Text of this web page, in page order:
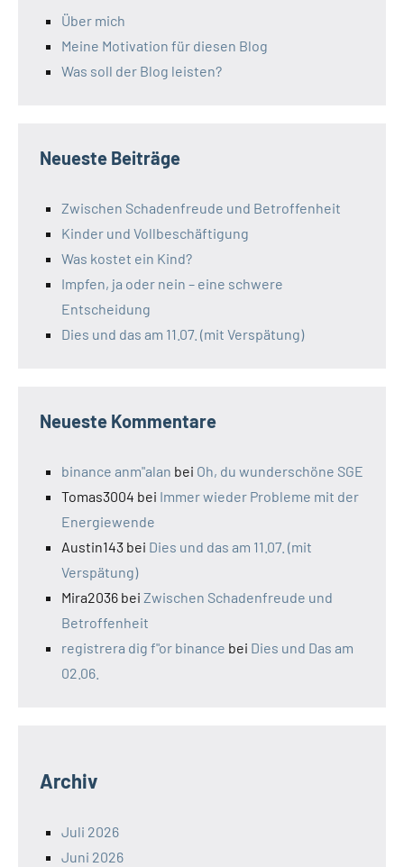
Über mich
Meine Motivation für diesen Blog
Was soll der Blog leisten?
Neueste Beiträge
Zwischen Schadenfreude und Betroffenheit
Kinder und Vollbeschäftigung
Was kostet ein Kind?
Impfen, ja oder nein – eine schwere
Entscheidung
Dies und das am 11.07. (mit Verspätung)
Neueste Kommentare
binance anm"alan bei Oh, du wunderschöne SGE
Tomas3004 bei Immer wieder Probleme mit der
Energiewende
Austin143 bei Dies und das am 11.07. (mit
Verspätung)
Mira2036 bei Zwischen Schadenfreude und
Betroffenheit
registrera dig f"or binance bei Dies und Das am
02.06.
Archiv
Juli 2026
Juni 2026